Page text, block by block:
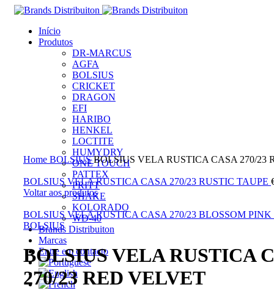
Início
Produtos
DR-MARCUS
AGFA
BOLSIUS
CRICKET
DRAGON
EFI
HARIBO
HENKEL
LOCTITE
HUMYDRY
ONE TOUCH
PATTEX
PRITT
SHAKE
KOLORADO
WD-40
Brands Distribuiton
Marcas
Entre em contacto
Clique para ampliar
Home BOLSIUSBOLSIUS VELA RUSTICA CASA 270/23
BOLSIUS VELA RUSTICA CASA 270/23 RUSTIC TAUPE
Voltar aos produtos
BOLSIUS VELA RUSTICA CASA 270/23 BLOSSOM PINK
BOLSIUS
BOLSIUS VELA RUSTICA
270/23 RED VELVET